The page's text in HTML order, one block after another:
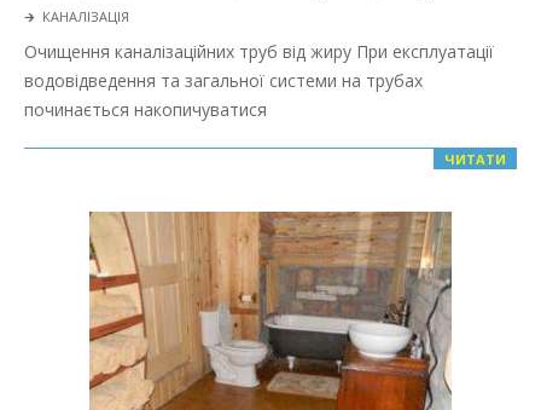
2022-
03-
🡲 КАНАЛІЗАЦІЯ
Очищення каналізаційних труб від жиру При експлуатації
водовідведення та загальної системи на трубах
починається накопичуватися
ЧИТАТИ